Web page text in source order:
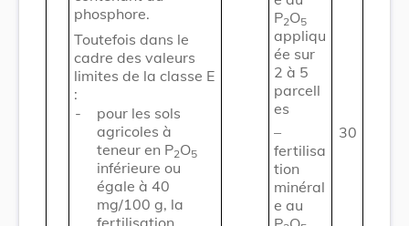
phosphore.
Toutefois dans le
cadre des valeurs
limites de la classe E
:
-
pour les sols
agricoles à
teneur en P2O5
inférieure ou
égale à 40
mg/100 g, la
fertilisation
P2O5
appliqu
ée sur
2 à 5
parcell
es
–
fertilisa
tion
minéral
e au
30